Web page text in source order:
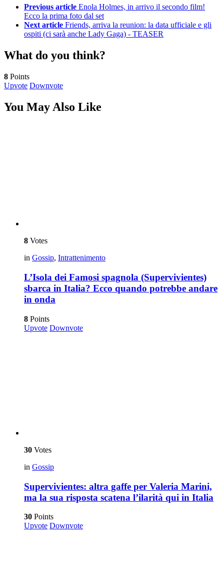
Previous article Enola Holmes, in arrivo il secondo film!
Ecco la prima foto dal set
Next article Friends, arriva la reunion: la data ufficiale e gli
ospiti (ci sarà anche Lady Gaga) - TEASER
What do you think?
8 Points
Upvote Downvote
You May Also Like
8 Votes
in Gossip, Intrattenimento
L’Isola dei Famosi spagnola (Supervivientes)
sbarca in Italia? Ecco quando potrebbe andare
in onda
8 Points
Upvote Downvote
30 Votes
in Gossip
Supervivientes: altra gaffe per Valeria Marini,
ma la sua risposta scatena l’ilarità qui in Italia
30 Points
Upvote Downvote